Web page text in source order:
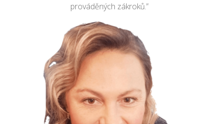
prováděných zákroků.”